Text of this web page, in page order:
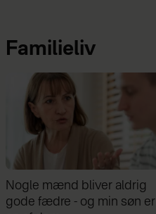
Familieliv
Nogle mænd bliver aldrig
gode fædre - og min søn er